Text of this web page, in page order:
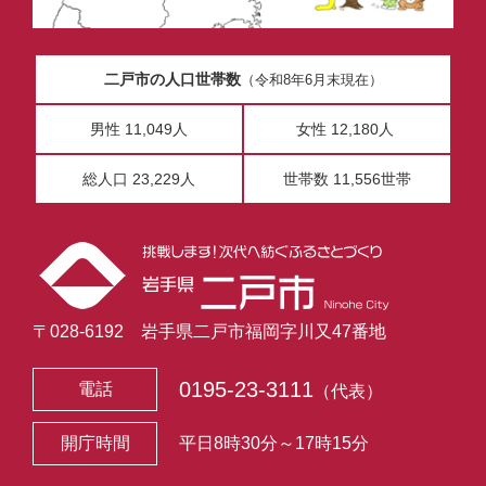
二戸市の人口世帯数（令和8年6月末現在）
男性 11,049人 女性 12,180人
総人口 23,229人 世帯数 11,556世帯
〒028-6192 岩手県二戸市福岡字川又47番地
電話 0195-23-3111 （代表）
開庁時間 平日8時30分～17時15分